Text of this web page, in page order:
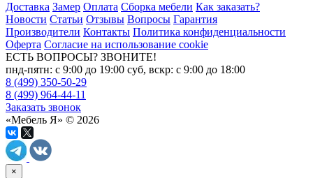
Доставка Замер Оплата Сборка мебели Как заказать?
Новости Статьи Отзывы Вопросы Гарантия
Производители Контакты Политика конфиденциальности
Оферта Согласие на использование cookie
ЕСТЬ ВОПРОСЫ? ЗВОНИТЕ!
пнд-пятн: с 9:00 до 19:00 суб, вскр: с 9:00 до 18:00
8 (499) 350-50-29
8 (499) 964-44-11
Заказать звонок
«Мебель Я» © 2026
×